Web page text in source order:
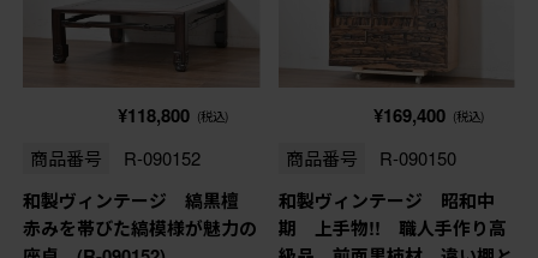
¥118,800 (税込)
商品番号 R-090152
和製ヴィンテージ 縞黒檀
赤みを帯びた縞模様が魅力の
¥169,400 (税込)
商品番号 R-090150
和製ヴィンテージ 昭和中
期 上手物!! 職人手作り高